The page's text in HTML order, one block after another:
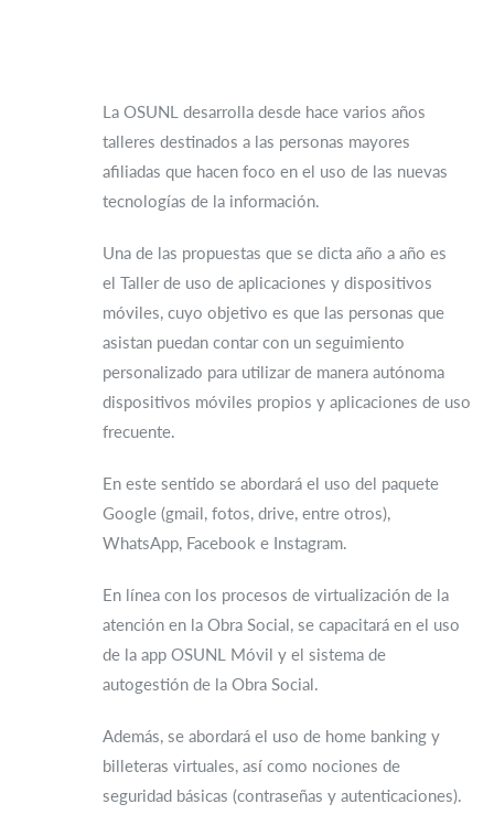
La OSUNL desarrolla desde hace varios años
talleres destinados a las personas mayores
afiliadas que hacen foco en el uso de las nuevas
tecnologías de la información.
Una de las propuestas que se dicta año a año es
el Taller de uso de aplicaciones y dispositivos
móviles, cuyo objetivo es que las personas que
asistan puedan contar con un seguimiento
personalizado para utilizar de manera autónoma
dispositivos móviles propios y aplicaciones de uso
frecuente.
En este sentido se abordará el uso del paquete
Google (gmail, fotos, drive, entre otros),
WhatsApp, Facebook e Instagram.
En línea con los procesos de virtualización de la
atención en la Obra Social, se capacitará en el uso
de la app OSUNL Móvil y el sistema de
autogestión de la Obra Social.
Además, se abordará el uso de home banking y
billeteras virtuales, así como nociones de
seguridad básicas (contraseñas y autenticaciones).